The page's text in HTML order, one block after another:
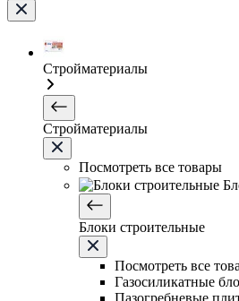
Стройматериалы
Стройматериалы
Посмотреть все товары
Блоки строительные
Посмотреть все
Газосиликатные